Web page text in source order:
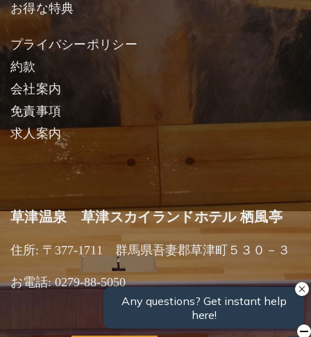
お得な特典
プライバシーポリシー
約款
会社案内
免責事項
求人案内
草津温泉 草津スカイランドホテル 栖風亭
住所: 〒377-1711 群馬県吾妻郡草津町５３０－３
お電話: 0279-88-5050